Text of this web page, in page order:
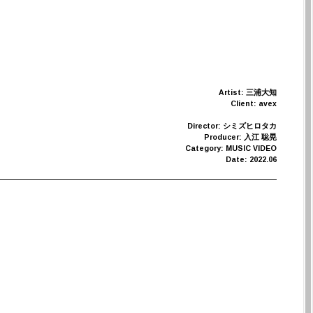
Artist: 三浦大知
Client: avex
Director: シミズヒロタカ
Producer: 入江 聡晃
Category: MUSIC VIDEO
Date: 2022.06